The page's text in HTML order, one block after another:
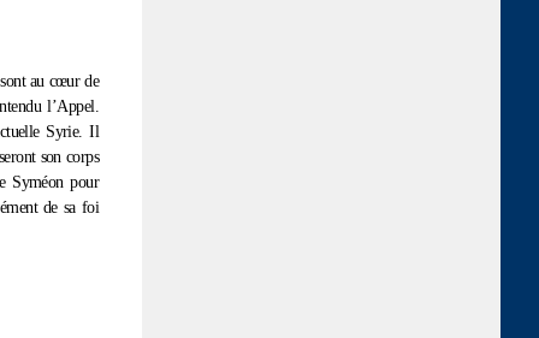
au cœur de
l’Appel.
Syrie. Il
son corps
Syméon pour
de sa foi